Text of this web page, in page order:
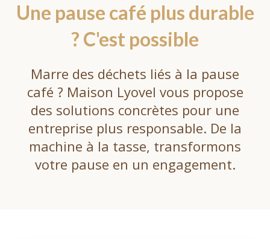
Une pause café plus durable
? C'est possible
Marre des déchets liés à la pause
café ? Maison Lyovel vous propose
des solutions concrètes pour une
entreprise plus responsable. De la
machine à la tasse, transformons
votre pause en un engagement.